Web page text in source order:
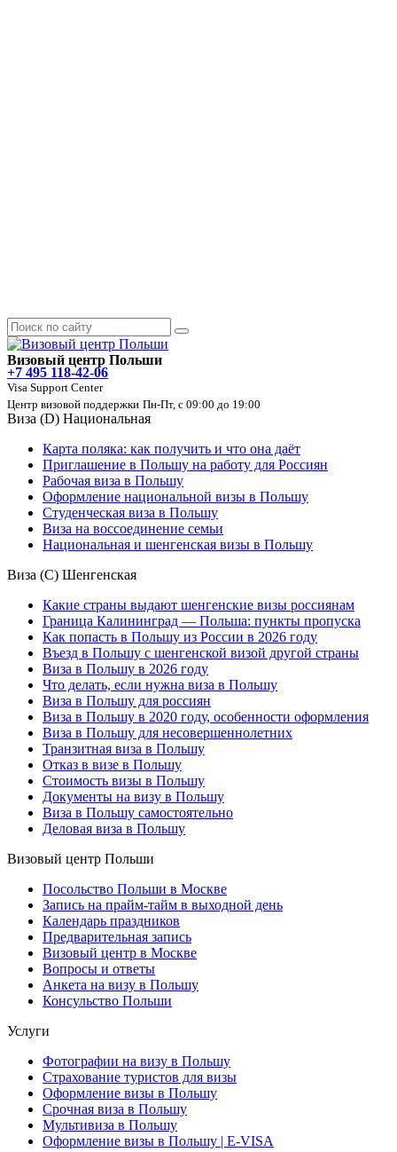
Визовый центр Польши
+7 495 118-42-06
Visa Support Center
Центр визовой поддержки Пн-Пт, с 09:00 до 19:00
Виза (D) Национальная
Карта поляка: как получить и что она даёт
Приглашение в Польшу на работу для Россиян
Рабочая виза в Польшу
Оформление национальной визы в Польшу
Студенческая виза в Польшу
Виза на воссоединение семьи
Национальная и шенгенская визы в Польшу
Виза (С) Шенгенская
Какие страны выдают шенгенские визы россиянам
Граница Калининград — Польша: пункты пропуска
Как попасть в Польшу из России в 2026 году
Въезд в Польшу с шенгенской визой другой страны
Виза в Польшу в 2026 году
Что делать, если нужна виза в Польшу
Виза в Польшу для россиян
Виза в Польшу в 2020 году, особенности оформления
Виза в Польшу для несовершеннолетних
Транзитная виза в Польшу
Отказ в визе в Польшу
Стоимость визы в Польшу
Документы на визу в Польшу
Виза в Польшу самостоятельно
Деловая виза в Польшу
Визовый центр Польши
Посольство Польши в Москве
Запись на прайм-тайм в выходной день
Календарь праздников
Предварительная запись
Визовый центр в Москве
Вопросы и ответы
Анкета на визу в Польшу
Консульство Польши
Услуги
Фотографии на визу в Польшу
Страхование туристов для визы
Оформление визы в Польшу
Срочная виза в Польшу
Мультивиза в Польшу
Оформление визы в Польшу | E-VISA